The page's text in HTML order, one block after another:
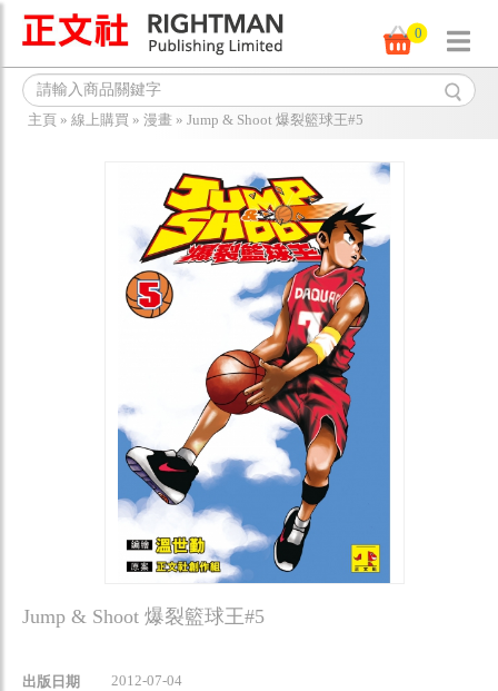
0
主頁 » 線上購買 » 漫畫 » Jump & Shoot 爆裂籃球王#5
Jump & Shoot 爆裂籃球王#5
出版日期 2012-07-04